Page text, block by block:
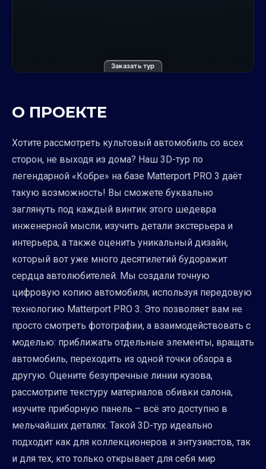
Заказать тур
О ПРОЕКТЕ
Хотите рассмотреть культовый автомобиль со всех
сторон, не выходя из дома? Наш 3D-тур по
легендарной «Кобре» на базе Matterport PRO 3 даёт
такую возможность! Вы сможете буквально
заглянуть под каждый винтик этого шедевра
инженерной мысли, изучить детали экстерьера и
интерьера, а также оценить уникальный дизайн,
который вот уже много десятилетий будоражит
сердца автолюбителей. Мы создали точную
цифровую копию автомобиля, используя передовую
технологию Matterport PRO 3. Это позволяет вам не
просто смотреть фотографии, а взаимодействовать с
моделью: приближать отдельные элементы, вращать
автомобиль, переходить из одной точки обзора в
другую. Оцените безупречные линии кузова,
рассмотрите текстуру материалов обивки салона,
изучите приборную панель – всё это доступно в
мельчайших деталях. Такой 3D-тур идеально
подходит как для коллекционеров и энтузиастов, так
и для тех, кто только открывает для себя мир